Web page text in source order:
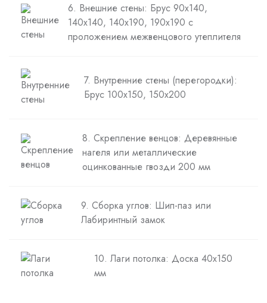
6. Внешние стены: Брус 90х140,
140х140, 140х190, 190х190 с
проложением межвенцового утеплителя
7. Внутренние стены (перегородки):
Брус 100х150, 150х200
8. Скрепление венцов: Деревянные
нагеля или металлические
оцинкованные гвозди 200 мм
9. Сборка углов: Шип-паз или
Лабиринтный замок
10. Лаги потолка: Доска 40х150
мм